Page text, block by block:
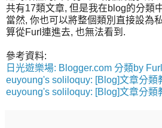
共有17類文章, 但是我在blog的分類
當然, 你也可以將整個類別直接設為
算從Furl連進去, 也無法看到.
參考資料:
日光遊樂場: Blogger.com 分類by Furl
euyoung's soliloquy: [Blog]文章分類
euyoung's soliloquy: [Blog]文章分類